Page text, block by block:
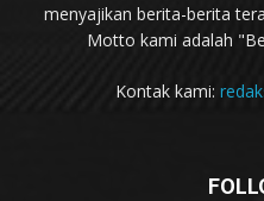
menyajikan berita-berita
Motto kami adalah
Kontak kami: